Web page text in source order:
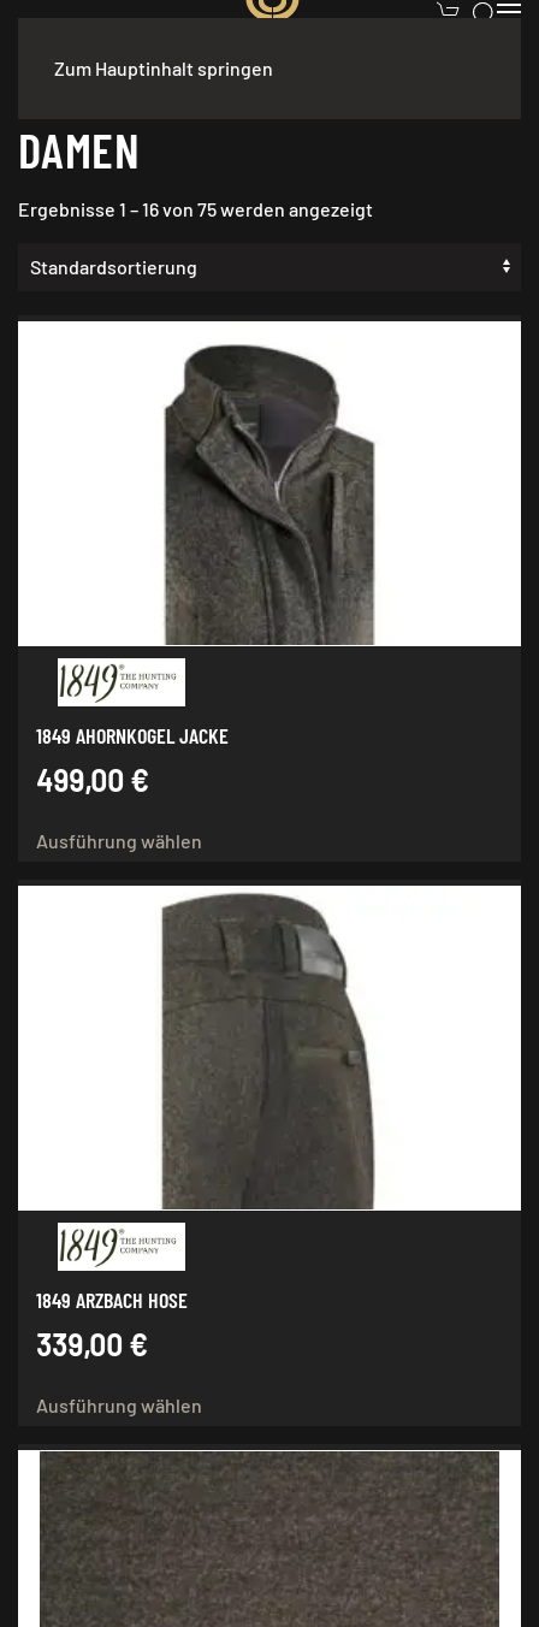
Zum Hauptinhalt springen
/ Produkt Geschlecht / Damen
DAMEN
Ergebnisse 1 – 16 von 75 werden angezeigt
1849 AHORNKOGEL JACKE
499,00 €
Ausführung wählen
mehrere
Varianten
auf.
auf
1849 ARZBACH HOSE
339,00 €
Ausführung wählen
mehrere
Varianten
auf.
Die
Optionen
können